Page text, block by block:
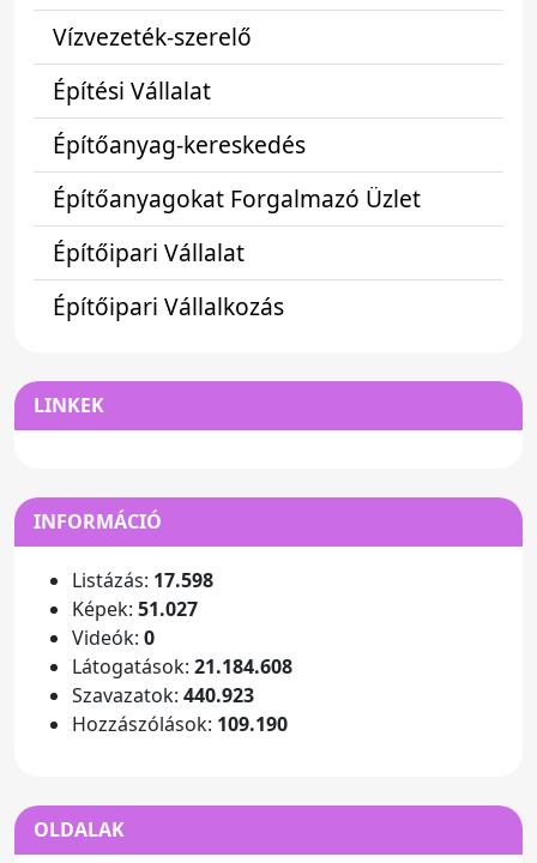
Vízvezeték-szerelő
Építési Vállalat
Építőanyag-kereskedés
Építőanyagokat Forgalmazó Üzlet
Építőipari Vállalat
Építőipari Vállalkozás
LINKEK
INFORMÁCIÓ
Listázás: 17.598
Képek: 51.027
Videók: 0
Látogatások: 21.184.608
Szavazatok: 440.923
Hozzászólások: 109.190
OLDALAK